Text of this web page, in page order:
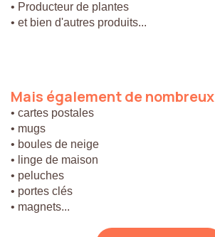
• Producteur de plantes
• et bien d'autres produits...
Mais égalementdenombreux
• cartes postales
• mugs
• boules de neige
• linge de maison
• peluches
• portes clés
• magnets...